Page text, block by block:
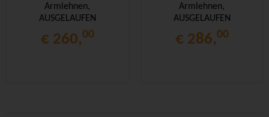
Armlehnen,
AUSGELAUFEN
€ 260,00
Armlehnen,
AUSGELAUFEN
€ 286,00